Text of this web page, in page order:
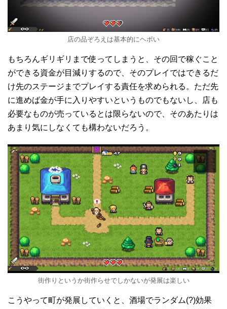
店の品ぞろえは基本的にヘボい
もちろんギリギリまで使ってしまうと、その回で稼ぐこと
ができる資金が目減りするので、そのプレイではできるだ
け先のステージまでプレイする責任を求められる。ただ先
に進めば金が手に入りやすいというものでもないし、店も
必要なものが売っているとは限らないので、そのあたりは
あまり気にしなくても構わないだろう。
街作りというか街作らせでしかないが発展は楽しい
こうやって町が発展していくと、酒場でランダム(?)効果